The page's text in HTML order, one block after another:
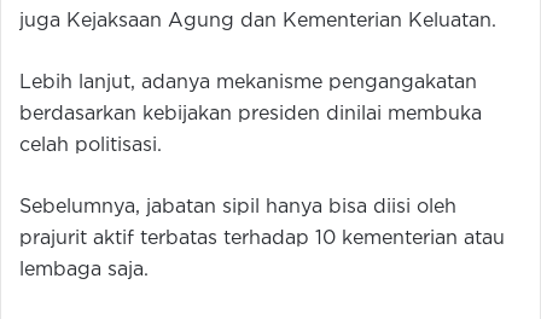
juga Kejaksaan Agung dan Kementerian Keluatan.
Lebih lanjut, adanya mekanisme pengangakatan
berdasarkan kebijakan presiden dinilai membuka
celah politisasi.
Sebelumnya, jabatan sipil hanya bisa diisi oleh
prajurit aktif terbatas terhadap 10 kementerian atau
lembaga saja.